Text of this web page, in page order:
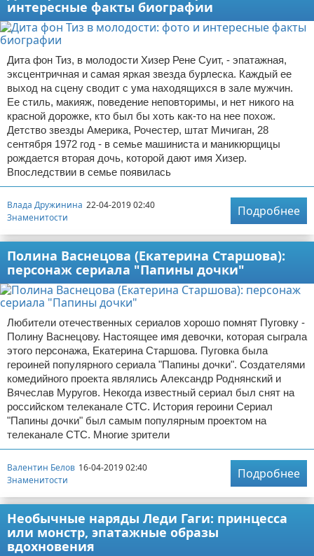
интересные факты биографии
Дита фон Тиз, в молодости Хизер Рене Суит, - эпатажная,
эксцентричная и самая яркая звезда бурлеска. Каждый ее
выход на сцену сводит с ума находящихся в зале мужчин.
Ее стиль, макияж, поведение неповторимы, и нет никого на
красной дорожке, кто был бы хоть как-то на нее похож.
Детство звезды Америка, Рочестер, штат Мичиган, 28
сентября 1972 год - в семье машиниста и маникюрщицы
рождается вторая дочь, которой дают имя Хизер.
Впоследствии в семье появилась
Влада Дружинина 22-04-2019 02:40
Знаменитости
Подробнее
Полина Васнецова (Екатерина Старшова):
персонаж сериала "Папины дочки"
Любители отечественных сериалов хорошо помнят Пуговку -
Полину Васнецову. Настоящее имя девочки, которая сыграла
этого персонажа, Екатерина Старшова. Пуговка была
героиней популярного сериала "Папины дочки". Создателями
комедийного проекта являлись Александр Роднянский и
Вячеслав Муругов. Некогда известный сериал был снят на
российском телеканале СТС. История героини Сериал
"Папины дочки" был самым популярным проектом на
телеканале СТС. Многие зрители
Валентин Белов 16-04-2019 02:40
Знаменитости
Подробнее
Необычные наряды Леди Гаги: принцесса
или монстр, эпатажные образы
вдохновения